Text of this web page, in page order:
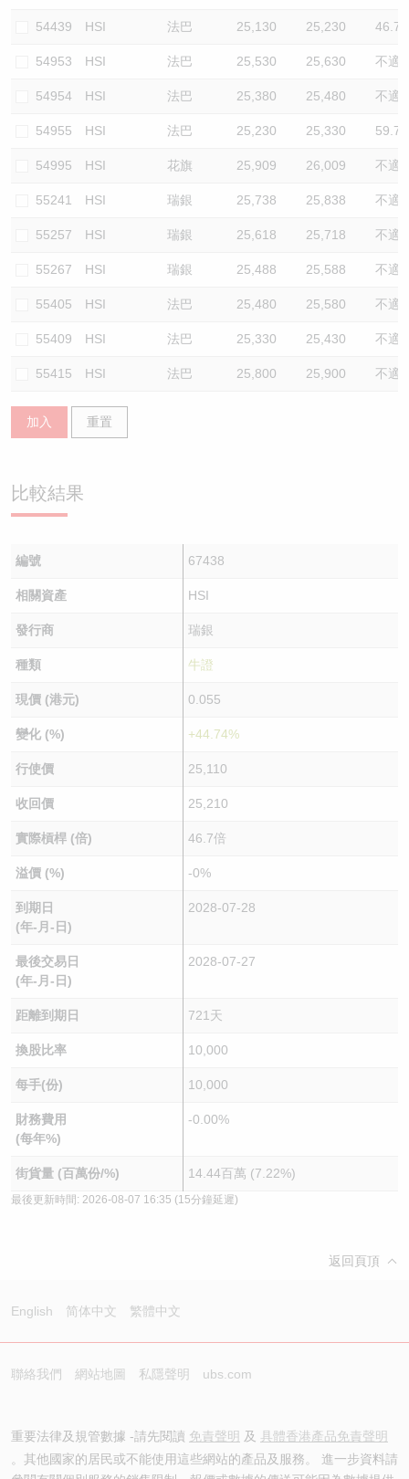
54439 HSI 法巴 25,130 25,230 46.7
54953 HSI 法巴 25,530 25,630 不適
54954 HSI 法巴 25,380 25,480 不適
54955 HSI 法巴 25,230 25,330 59.7
54995 HSI 花旗 25,909 26,009 不適
55241 HSI 瑞銀 25,738 25,838 不適
55257 HSI 瑞銀 25,618 25,718 不適
55267 HSI 瑞銀 25,488 25,588 不適
55405 HSI 法巴 25,480 25,580 不適
55409 HSI 法巴 25,330 25,430 不適
55415 HSI 法巴 25,800 25,900 不適
加入 重置
比較結果
編號 67438
相關資產 HSI
發行商 瑞銀
種類 牛證
現價 (港元) 0.055
變化 (%) +44.74%
行使價 25,110
收回價 25,210
實際槓桿 (倍) 46.7倍
溢價 (%) -0%
到期日
(年-月-日)
2028-07-28
最後交易日
(年-月-日)
2028-07-27
距離到期日 721天
換股比率 10,000
每手(份) 10,000
財務費用
(每年%)
-0.00%
街貨量 (百萬份/%) 14.44百萬 (7.22%)
最後更新時間: 2026-08-07 16:35 (15分鐘延遲)
返回頁頂
English 简体中文 繁體中文
聯絡我們 網站地圖 私隱聲明 ubs.com
重要法律及規管數據 -請先閱讀 免責聲明 及 具體香港產品免責聲明
。其他國家的居民或不能使用這些網站的產品及服務。 進一步資料請